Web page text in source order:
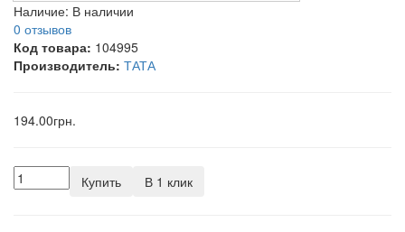
Наличие: В наличии
0 отзывов
Код товара: 104995
Производитель: ТАТА
194.00грн.
Купить В 1 клик